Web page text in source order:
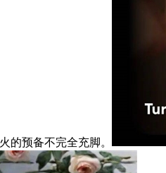
的预备不完全充脚。